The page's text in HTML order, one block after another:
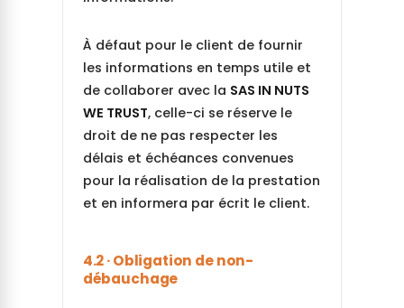
À défaut pour le client de fournir
les informations en temps utile et
de collaborer avec la SAS IN NUTS
WE TRUST, celle-ci se réserve le
droit de ne pas respecter les
délais et échéances convenues
pour la réalisation de la prestation
et en informera par écrit le client.
4.2 · Obligation de non-
débauchage